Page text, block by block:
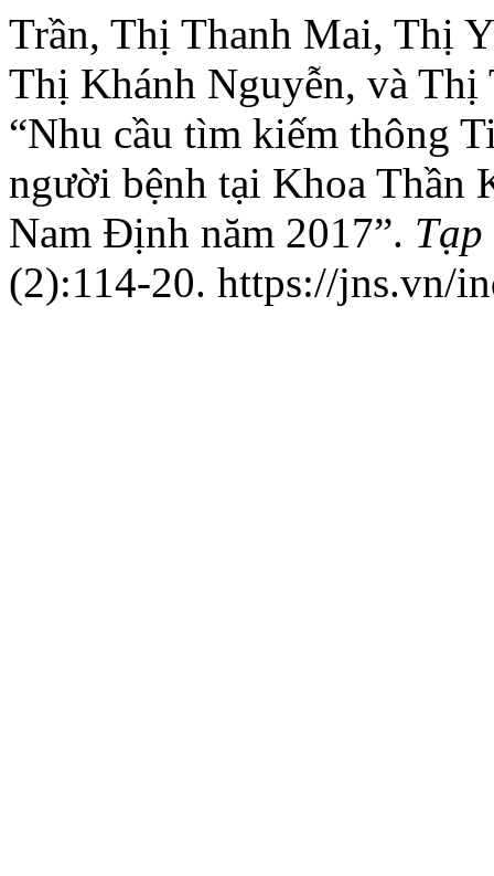
Trần, Thị Thanh Mai, Thị
Thị Khánh Nguyễn, và Thị
“Nhu cầu tìm kiếm thông
người bệnh tại Khoa Thần
Nam Định năm 2017”.
(2):114-20. https://jns.vn/